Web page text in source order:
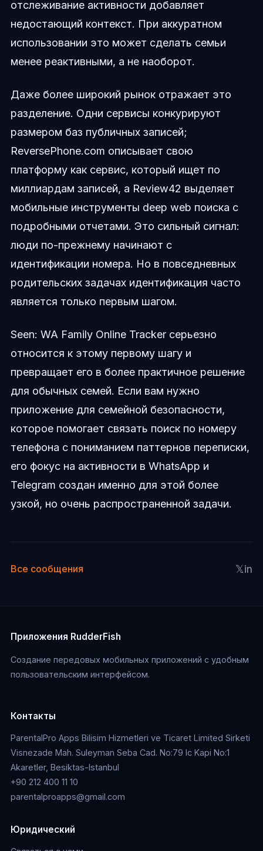
отслеживание активности добавляет
недостающий контекст. При аккуратном
использовании это может сделать семьи
менее реактивными, а не наоборот.
Даже более широкий рынок отражает это
разделение. Одни сервисы конкурируют
размером баз публичных записей;
ReversePhone.com описывает свою
платформу как сервис, который ищет по
миллиардам записей, а Review42 выделяет
мобильные инструменты deep web поиска с
подробными отчетами. Это сильный сигнал:
люди по-прежнему начинают с
идентификации номера. Но в повседневных
родительских задачах идентификация часто
является только первым шагом.
Seen: WA Family Online Tracker серьезно
относится к этому первому шагу и
превращает его в более практичное решение
для обычных семей. Если вам нужно
приложение для семейной безопасности,
которое помогает связать поиск по номеру
телефона с пониманием паттернов переписки,
его фокус на активности в WhatsApp и
Telegram создан именно для этой более
узкой, но очень распространенной задачи.
Все сообщения 𝕏in
Приложения RudderFish
Создание передовых мобильных приложений с удобным
пользовательским интерфейсом.
Контакты
ParentalPro Apps Bilisim Hizmetleri ve Ticaret Limited Sirketi
Visnezade Mah. Suleyman Seba Cad. No:79 Ic Kapi No:1
Akaretler, Besiktas-Istanbul
+90 212 400 11 10
parentalproapps@gmail.com
Юридический